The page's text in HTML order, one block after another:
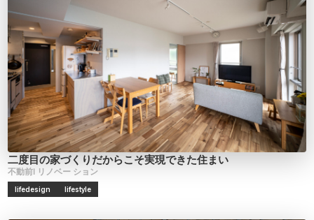
二度目の家づくりだからこそ実現できた住まい
不動前I リノベー ション
lifedesign lifestyle